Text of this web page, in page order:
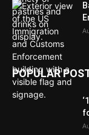
POPULAR